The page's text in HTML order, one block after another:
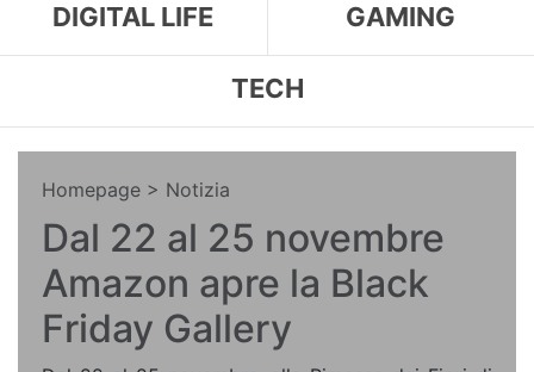
DIGITAL LIFE GAMING
TECH
Homepage > Notizia
Dal 22 al 25 novembre
Amazon apre la Black
Friday Gallery